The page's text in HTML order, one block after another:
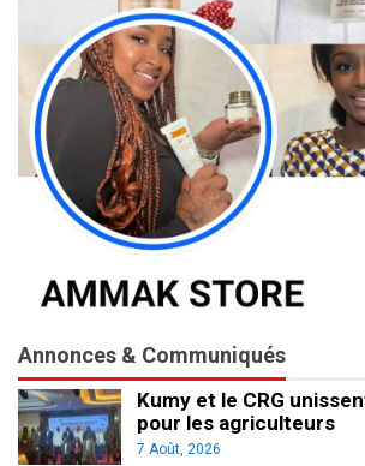
Annonces & Communiqués
Kumy et le CRG
pour les agriculteurs
7 Août, 2026